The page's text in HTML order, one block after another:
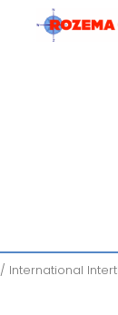
/ International